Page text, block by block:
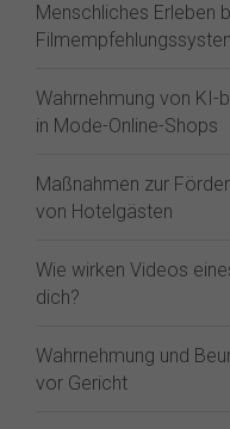
Menschliches Erleben
Wahrnehmung von KI-
in Mode-Online-Shops
Maßnahmen zur
von Hotelgästen
Wie wirken Videos
dich?
Wahrnehmung und
vor Gericht